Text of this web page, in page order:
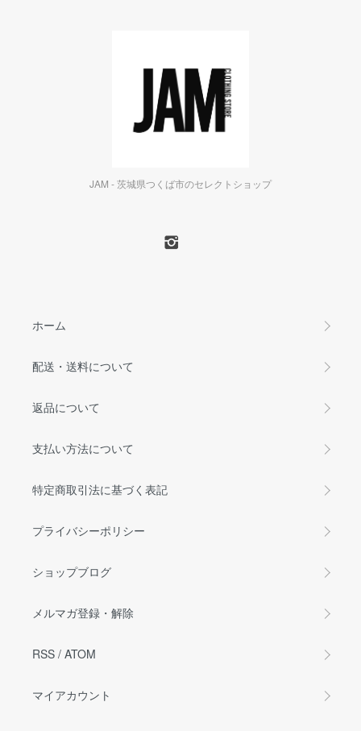
JAM - 茨城県つくば市のセレクトショップ
ホーム
配送・送料について
返品について
支払い方法について
特定商取引法に基づく表記
プライバシーポリシー
ショップブログ
メルマガ登録・解除
RSS / ATOM
マイアカウント